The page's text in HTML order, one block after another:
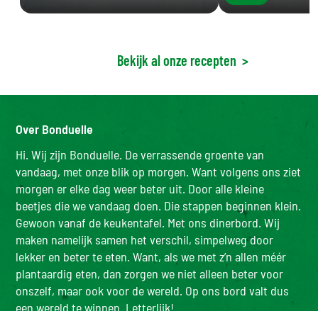
Bekijk al onze recepten >
Over Bonduelle
Hi. Wij zijn Bonduelle. De verrassende groente van
vandaag, met onze blik op morgen. Want volgens ons ziet
morgen er elke dag weer beter uit. Door alle kleine
beetjes die we vandaag doen. Die stappen beginnen klein.
Gewoon vanaf de keukentafel. Met ons dinerbord. Wij
maken namelijk samen het verschil, simpelweg door
lekker en beter te eten. Want, als we met z’n allen méér
plantaardig eten, dan zorgen we niet alleen beter voor
onszelf, maar ook voor de wereld. Op ons bord valt dus
een wereld te winnen. Letterlijk!